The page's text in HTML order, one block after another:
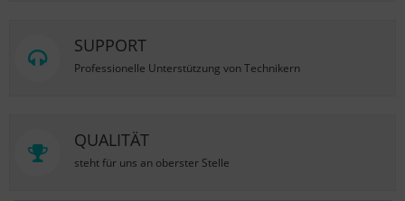
SUPPORT
Professionelle Unterstützung von Technikern
QUALITÄT
steht für uns an oberster Stelle